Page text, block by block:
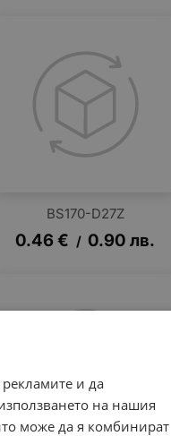
BS170-D27Z
0.46€ / 0.90 лв.
и да
на нашия
може да я комбинират